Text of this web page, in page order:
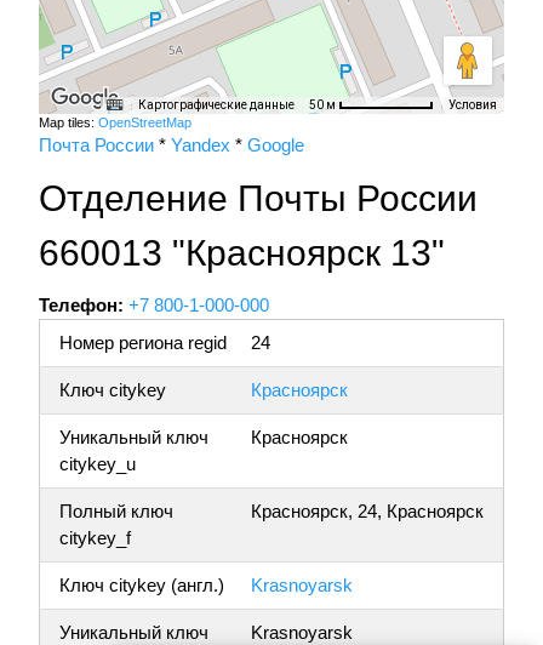
Картографические данные 50 м Условия
Map tiles: OpenStreetMap
Почта России * Yandex * Google
Отделение Почты России
660013 "Красноярск 13"
Телефон: +7 800-1-000-000
Номер региона regid
24
Ключ citykey Красноярск
Уникальный ключ
citykey_u
Красноярск
Полный ключ
citykey_f
Красноярск, 24, Красноярск
Ключ citykey (англ.) Krasnoyarsk
Уникальный ключ
Krasnoyarsk